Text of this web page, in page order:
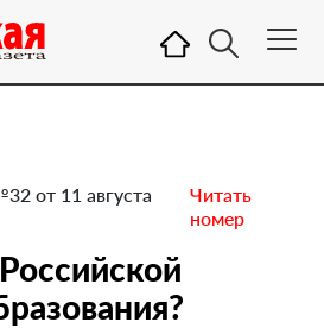
от 11 августа
Читать
номер